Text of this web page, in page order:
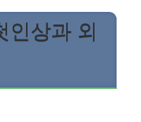
인상과 외